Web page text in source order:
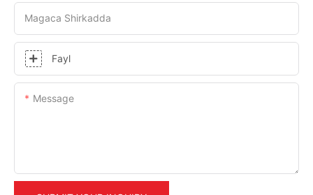
Magaca Shirkadda
Fayl
Message